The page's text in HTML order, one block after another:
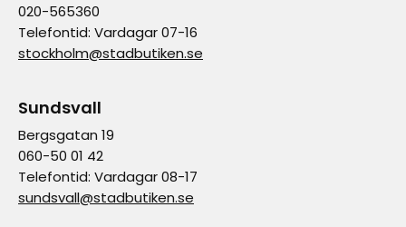
020-565360
Telefontid: Vardagar 07-16
stockholm@stadbutiken.se
Sundsvall
Bergsgatan 19
060-50 01 42
Telefontid: Vardagar 08-17
sundsvall@stadbutiken.se